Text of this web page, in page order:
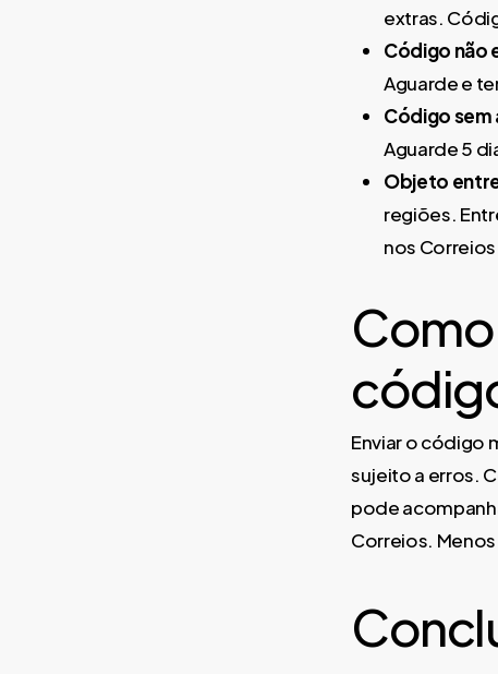
extras.
Código não
Aguarde e
Código sem
Aguarde 5
Objeto
regiões.
nos
Enviar o código
sujeito a erros.
pode
Correios.